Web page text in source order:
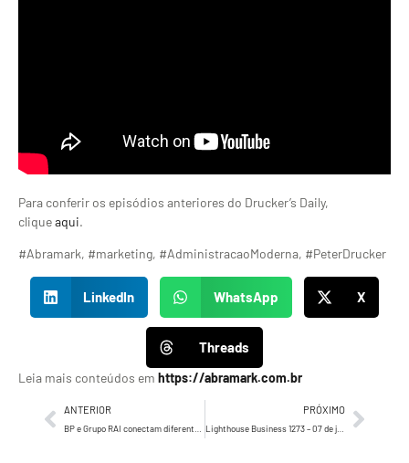
Para conferir os episódios anteriores do Drucker’s Daily,
cliqueaqui.
#Abramark, #marketing, #AdministracaoModerna, #PeterDrucker
LinkedIn WhatsApp X
Threads
Leia mais conteúdos em https://abramark.com.br
ANTERIOR PRÓXIMO
Lighthouse Business 1273 – 07 de junho de 2024